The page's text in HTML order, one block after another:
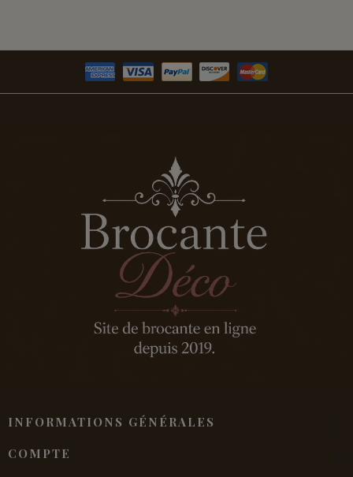
INFORMATIONS GÉNÉRALES
COMPTE